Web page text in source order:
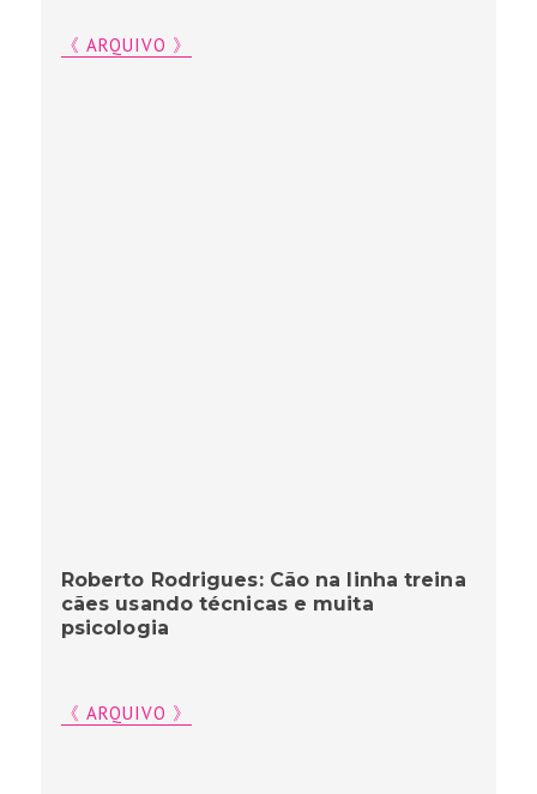
《 ARQUIVO 》
Roberto Rodrigues: Cão na linha treina
cães usando técnicas e muita
psicologia
《 ARQUIVO 》